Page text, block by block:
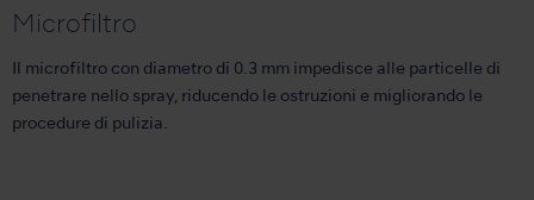
Microfiltro
Il microfiltro con diametro di 0.3 mm impedisce alle particelle di
penetrare nello spray, riducendo le ostruzioni e migliorando le
procedure di pulizia.